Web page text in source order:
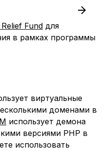
Fund для
в рамках программы
виртуальные
доменами в
использует демона
версиями PHP в
использовать